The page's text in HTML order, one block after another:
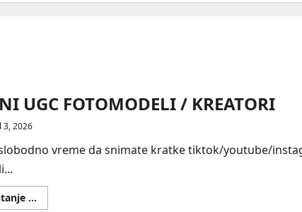
UGC FOTOMODELI / KREATORI
3, 2026
vreme da snimate kratke tiktok/youtube/
...Read
more